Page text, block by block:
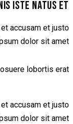
ISTE NATUS ET
accusam et justo
dolor sit amet.
lobortis erat.
accusam et justo
dolor sit amet.